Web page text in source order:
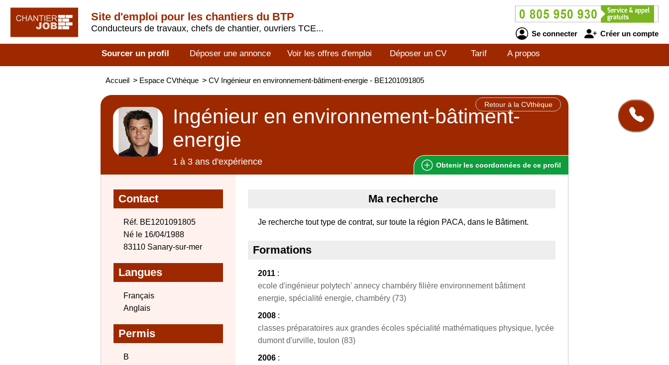
Site d'emploi pour les chantiers du BTP
Conducteurs de travaux, chefs de chantier, ouvriers TCE...
Se connecter Créer un compte
Sourcer un profil Déposer une annonce Voir les offres d'emploi Déposer un CV Tarif A propos
Accueil > Espace CVthèque > CV Ingénieur en environnement-bâtiment-energie - BE1201091805
Retour à la CVthèque
Ingénieur en environnement-bâtiment-
energie
1 à 3 ans d'expérience Obtenir les coordonnées de ce profil
Contact
Réf. BE1201091805
Né le 16/04/1988
83110 Sanary-sur-mer
Langues
Français
Anglais
Permis
B
Ma recherche
Je recherche tout type de contrat, sur toute la région PACA, dans le Bâtiment.
Formations
2011 :
ecole d'ingénieur polytech' annecy chambéry filière environnement bâtiment
energie, spécialité energie, chambéry (73)
2008 :
classes préparatoires aux grandes écoles spécialité mathématiques physique, lycée
dumont d'urville, toulon (83)
2006 :